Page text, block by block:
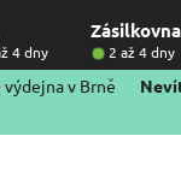
Zásilkovna
4 dny 2 až 4 dny
výdejna v Brně